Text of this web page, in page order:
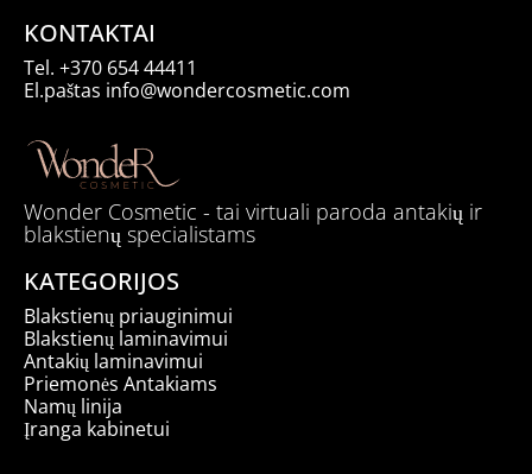
KONTAKTAI
Tel. +370 654 44411
El.paštas info@wondercosmetic.com
Wonder Cosmetic - tai virtuali paroda antakių ir
blakstienų specialistams
KATEGORIJOS
Blakstienų priauginimui
Blakstienų laminavimui
Antakių laminavimui
Priemonės Antakiams
Namų linija
Įranga kabinetui